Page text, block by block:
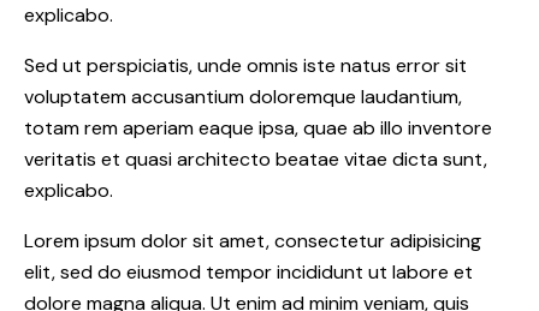
explicabo.
Sed ut perspiciatis, unde omnis iste natus error sit
voluptatem accusantium doloremque laudantium,
totam rem aperiam eaque ipsa, quae ab illo inventore
veritatis et quasi architecto beatae vitae dicta sunt,
explicabo.
Lorem ipsum dolor sit amet, consectetur adipisicing
elit, sed do eiusmod tempor incididunt ut labore et
dolore magna aliqua. Ut enim ad minim veniam, quis